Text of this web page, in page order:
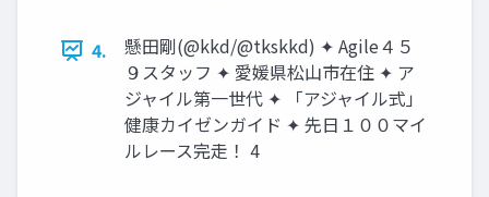
4.
懸田剛(@kkd/@tkskkd) ✦ Agile４５
９スタッフ ✦ 愛媛県松山市在住 ✦ ア
ジャイル第一世代 ✦ 「アジャイル式」
健康カイゼンガイド ✦ 先日１００マイ
ルレース完走！ 4